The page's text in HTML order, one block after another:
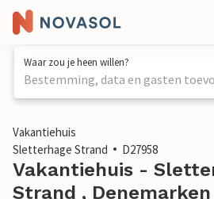
Waar zou je heen willen?
Bestemming, data en gasten
1 / 32
Vakantiehuis
Sletterhage Strand
D27958
Vakantiehuis -
Strand , Denemarken